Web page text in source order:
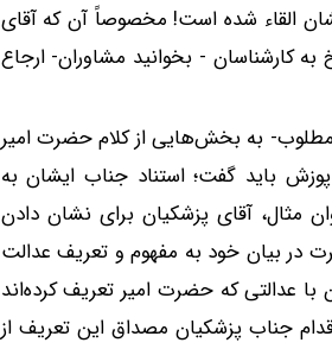
القاء شده است! مخصوصاً آن که آقای
کارشناسان - بخوانید مشاوران- ارجاع
مطلوب- به بخش‌هایی از کلام حضرت امیر
باید گفت؛ استناد جناب ایشان به
مثال، آقای پزشکیان برای نشان دادن
در بیان خود به مفهوم و تعریف عدالت
با عدالتی که حضرت امیر تعریف کرده‌اند
جناب پزشکیان مصداق این تعریف از